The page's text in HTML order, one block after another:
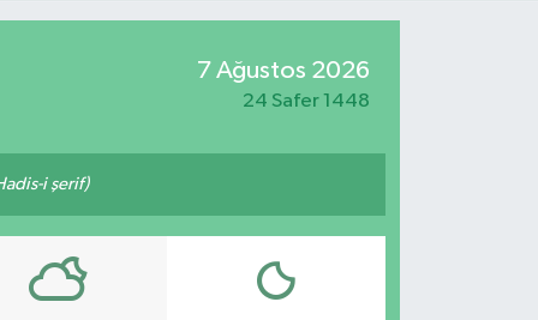
7 Ağustos 2026
24 Safer 1448
i şerif)